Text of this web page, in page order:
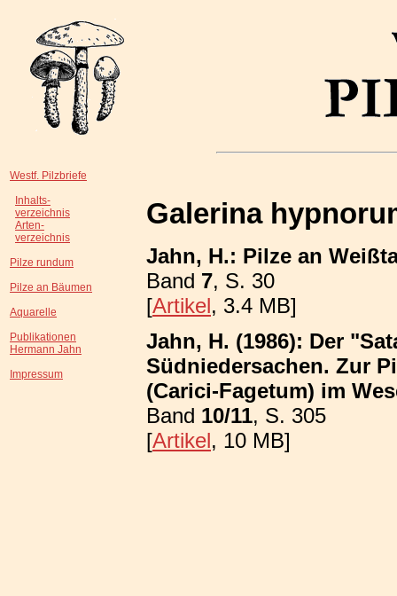
Westf. Pilzbriefe
Inhalts-
verzeichnis
Arten-
verzeichnis
Pilze rundum
Pilze an Bäumen
Aquarelle
Publikationen
Hermann Jahn
Impressum
Galerina
Jahn, H.: Pilze an
Band 7, S. 30
[Artikel, 3.4 MB]
Jahn, H. (1986): Der
Südniedersachen. Zur
(Carici-Fagetum) im
Band 10/11, S. 305
[Artikel, 10 MB]